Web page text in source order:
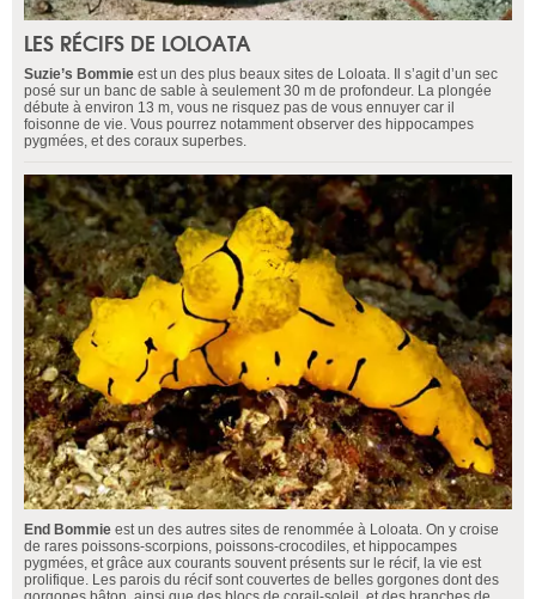
LES RÉCIFS DE LOLOATA
Suzie’s Bommie est un des plus beaux sites de Loloata. Il s’agit d’un sec
posé sur un banc de sable à seulement 30 m de profondeur. La plongée
débute à environ 13 m, vous ne risquez pas de vous ennuyer car il
foisonne de vie. Vous pourrez notamment observer des hippocampes
pygmées, et des coraux superbes.
End Bommie est un des autres sites de renommée à Loloata. On y croise
de rares poissons-scorpions, poissons-crocodiles, et hippocampes
pygmées, et grâce aux courants souvent présents sur le récif, la vie est
prolifique. Les parois du récif sont couvertes de belles gorgones dont des